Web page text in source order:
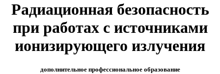
Радиационная безопасность
при работах с источниками
ионизирующего излучения
дополнительное профессиональное образование